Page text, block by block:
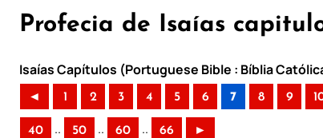
Profecia de Isaías
Isaías Capítulos (Portuguese Bible : Bíblia
◄ 1 2 3 4 5 6 7 8 9
40 .. 50 .. 60 .. 66 ►